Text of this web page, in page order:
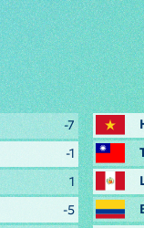
-7
-1
1
-5